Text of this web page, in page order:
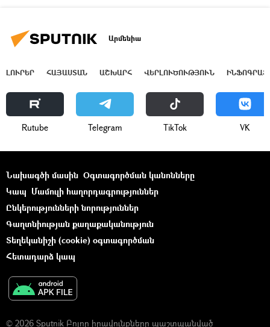
Արմենիա
ԼՈՒՐԵՐ ՀԱՅԱՍՏԱՆ ԱՇԽԱՐՀ ՎԵՐԼՈՒԾՈՒԹՅՈՒՆ
Rutube Telegram ТikТоk VK
Նախագծի մասին Օգտագործման կանոնները
Կապ Մամուլի հաղորդագրություններ
Ընկերությունների նորություններ
Գաղտնիության քաղաքականություն
Տեղեկանիշի (cookie) օգտագործման
Հետադարձ կապ
© 2026 Sputnik Բոլոր իրավունքները պաշտպանված